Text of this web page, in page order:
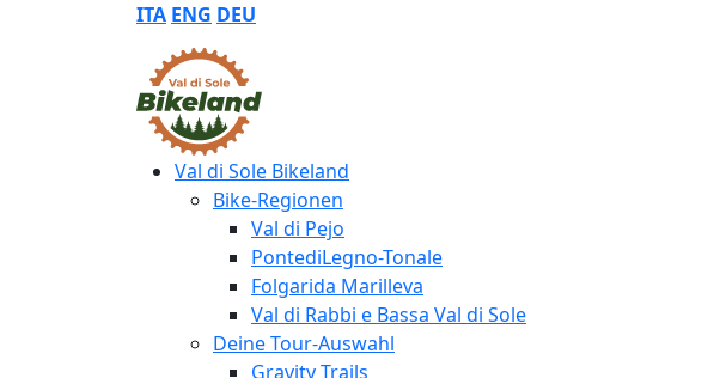
ITA ENG DEU
Val di Sole Bikeland
Bike-Regionen
Val di Pejo
PontediLegno-Tonale
Folgarida Marilleva
Val di Rabbi e Bassa Val di Sole
Deine Tour-Auswahl
Gravity Trails